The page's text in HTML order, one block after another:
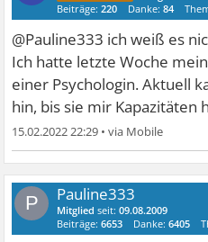
Beiträge:220 Danke:84
@Pauline333 ich weiß es
Ich hatte letzte Woche
einer Psychologin. Aktuell
hin, bis sie mir Kapazitäten
15.02.2022 22:29 •
P Pauline333
Mitglied seit:09.08.2009
Beiträge:6653 Danke:6405